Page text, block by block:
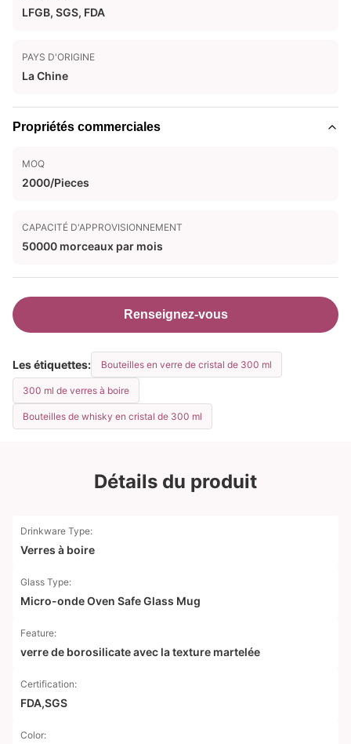
LFGB, SGS, FDA
PAYS D'ORIGINE
La Chine
Propriétés commerciales
MOQ
2000/Pieces
CAPACITÉ D'APPROVISIONNEMENT
50000 morceaux par mois
Renseignez-vous
Les étiquettes: Bouteilles en verre de cristal de 300 ml
300 ml de verres à boire
Bouteilles de whisky en cristal de 300 ml
Détails du produit
Drinkware Type:
Verres à boire
Glass Type:
Micro-onde Oven Safe Glass Mug
Feature:
verre de borosilicate avec la texture martelée
Certification:
FDA,SGS
Color: